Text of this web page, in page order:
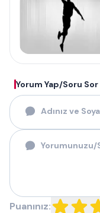
Yorum Yap/Soru Sor
Puanınız: